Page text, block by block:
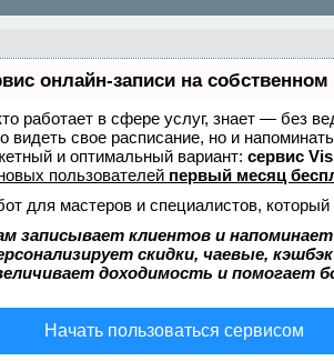
онлайн-записи на собственном
работает в сфере услуг, знает — без
видеть свое расписание, но и
и оптимальный вариант: сервис
пользователей первый месяц
для мастеров и специалистов,
записывает клиентов и
скидки, чаевые,
доходимость и помогает
Начать пользоваться сервисом